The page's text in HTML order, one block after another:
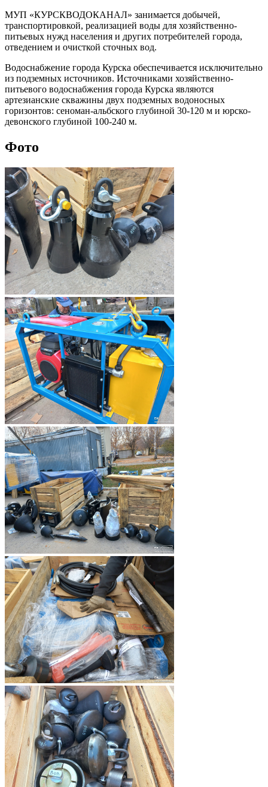
МУП «КУРСКВОДОКАНАЛ» занимается добычей,
транспортировкой, реализацией воды для хозяйственно-
питьевых нужд населения и других потребителей города,
отведением и очисткой сточных вод.
Водоснабжение города Курска обеспечивается исключительно
из подземных источников. Источниками хозяйственно-
питьевого водоснабжения города Курска являются
артезианские скважины двух подземных водоносных
горизонтов: сеноман-альбского глубиной 30-120 м и юрско-
девонского глубиной 100-240 м.
Фото